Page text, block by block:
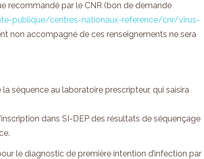
recommandé par le CNR (bon de demande
publique/centres-nationaux-reference/cnr/virus-
non accompagné de ces renseignements ne sera
séquence au laboratoire prescripteur, qui saisira
dans SI-DEP des résultats de séquençage
le diagnostic de première intention d’infection par